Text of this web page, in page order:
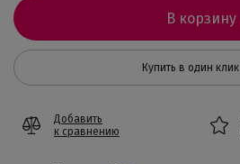
В корзину
Купить в один клик
Добавить
к сравнению